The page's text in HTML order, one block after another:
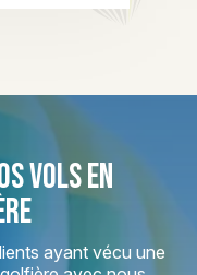
VOLS EN
ayant vécu une